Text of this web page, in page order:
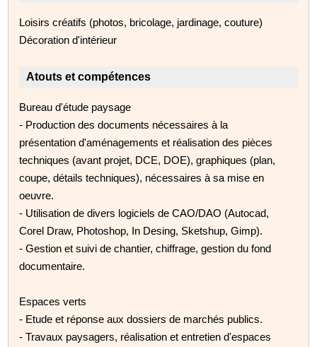
Loisirs créatifs (photos, bricolage, jardinage, couture)
Décoration d'intérieur
Atouts et compétences
Bureau d'étude paysage
- Production des documents nécessaires à la
présentation d'aménagements et réalisation des pièces
techniques (avant projet, DCE, DOE), graphiques (plan,
coupe, détails techniques), nécessaires à sa mise en
oeuvre.
- Utilisation de divers logiciels de CAO/DAO (Autocad,
Corel Draw, Photoshop, In Desing, Sketshup, Gimp).
- Gestion et suivi de chantier, chiffrage, gestion du fond
documentaire.
Espaces verts
- Etude et réponse aux dossiers de marchés publics.
- Travaux paysagers, réalisation et entretien d'espaces